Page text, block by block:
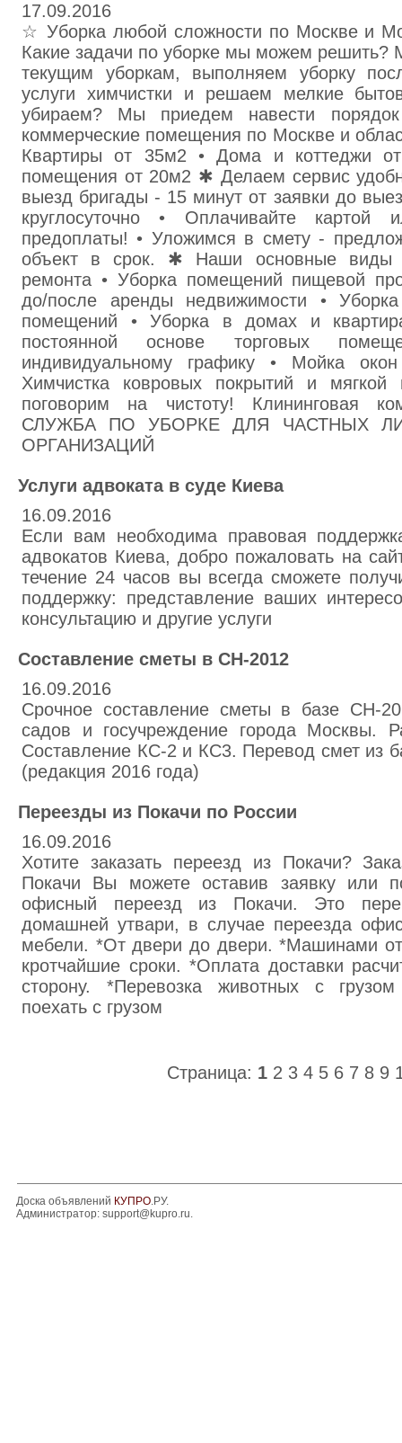
17.09.2016
☆ Уборка любой сложности по Москве и
Какие задачи по уборке мы можем решить?
текущим уборкам, выполняем уборку
услуги химчистки и решаем мелкие
убираем? Мы приедем навести
коммерческие помещения по Москве и
Квартиры от 35м2 • Дома и коттеджи
помещения от 20м2 ✱ Делаем сервис
выезд бригады - 15 минут от заявки до
круглосуточно • Оплачивайте
предоплаты! • Уложимся в смету -
объект в срок. ✱ Наши основные виды
ремонта • Уборка помещений пищевой
до/после аренды недвижимости •
помещений • Уборка в домах и
постоянной основе торговых
индивидуальному графику • Мойка
Химчистка ковровых покрытий и
поговорим на чистоту! Клининговая
СЛУЖБА ПО УБОРКЕ ДЛЯ ЧАСТНЫХ
ОРГАНИЗАЦИЙ
Услуги адвоката в суде Киева
16.09.2016
Если вам необходима правовая
адвокатов Киева, добро пожаловать на
течение 24 часов вы всегда сможете
поддержку: представление ваших
консультацию и другие услуги
Составление сметы в СН-2012
16.09.2016
Срочное составление сметы в базе СН-
садов и госучреждение города Москвы.
Составление КС-2 и КС3. Перевод смет из
(редакция 2016 года)
Переезды из Покачи по России
16.09.2016
Хотите заказать переезд из Покачи?
Покачи Вы можете оставив заявку или
офисный переезд из Покачи. Это
домашней утвари, в случае переезда
мебели. *От двери до двери. *Машинами
кротчайшие сроки. *Оплата доставки
сторону. *Перевозка животных с
поехать с грузом
Страница: 1 2 3 4 5 6 7 8 9
Доска объявлений КУПРО.РУ.
Администратор: support@kupro.ru.